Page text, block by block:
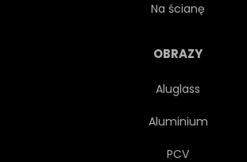
Na ścianę
OBRAZY
Aluglass
Aluminium
PCV